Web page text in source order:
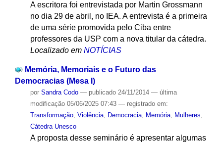
A escritora foi entrevistada por Martin Grossmann
no dia 29 de abril, no IEA. A entrevista é a primeira
de uma série promovida pelo Ciba entre
professores da USP com a nova titular da cátedra.
Localizado em NOTÍCIAS
Memória, Memoriais e o Futuro das
Democracias (Mesa I)
por Sandra Codo — publicado24/11/2014 — última
modificação05/06/2025 07:43 — registrado em:
Transformação, Violência, Democracia, Memória, Mulheres,
Cátedra Unesco
A proposta desse seminário é apresentar algumas